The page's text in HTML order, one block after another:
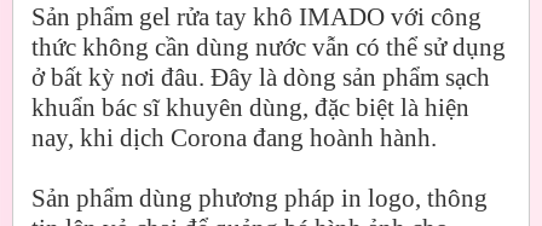
Sản phẩm gel rửa tay khô IMADO với công
thức không cần dùng nước vẫn có thể sử dụng
ở bất kỳ nơi đâu. Đây là dòng sản phẩm sạch
khuẩn bác sĩ khuyên dùng, đặc biệt là hiện
nay, khi dịch Corona đang hoành hành.
Sản phẩm dùng phương pháp in logo, thông